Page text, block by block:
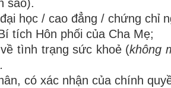
sao).
học / cao đẳng / chứng chỉ
Hôn phối của Cha Mẹ;
tình trạng sức khoẻ (không
có xác nhận của chính